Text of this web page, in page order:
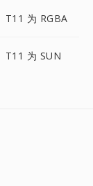
T11 为 RGBA
T11 为 SUN